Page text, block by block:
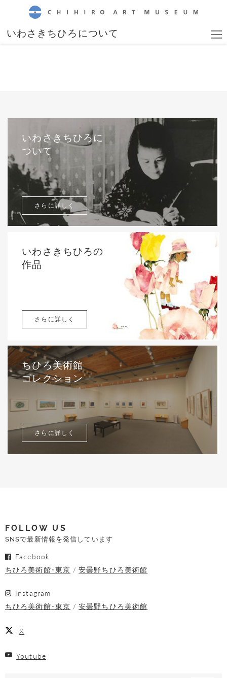
いわさきちひろについて
いわさきちひろに
ついて
さらに詳しく
いわさきちひろの
作品
さらに詳しく
ちひろ美術館
コレクション
さらに詳しく
FOLLOW US
SNSで最新情報を発信しています
Facebook
ちひろ美術館･東京
安曇野ちひろ美術館
Instagram
ちひろ美術館･東京
安曇野ちひろ美術館
X
Youtube